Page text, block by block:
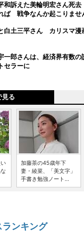
和訴えた美輪明宏さん死
ば 戦争なんか起こりませ
白土三平さん カリスマ漫
一郎さんは、経済界有数
セラーに
見る
加藤茶の45歳年下
妻・綾菜、「美文字」
手書き勉強ノート...
ランキング